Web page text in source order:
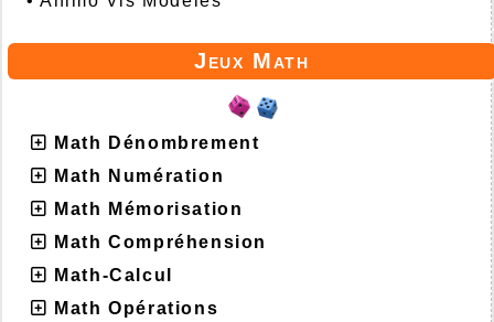
Jeux Math
Math Dénombrement
Math Numération
Math Mémorisation
Math Compréhension
Math-Calcul
Math Opérations